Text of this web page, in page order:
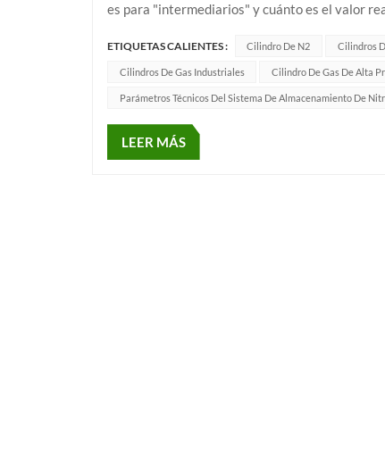
es para "intermediarios" y cuánto es el valor
ETIQUETAS CALIENTES : Cilindro De N2 Cilindros
Cilindros De Gas Industriales Cilindro De Gas De Alta
Parámetros Técnicos Del Sistema De Almacenamiento De
LEER MÁS